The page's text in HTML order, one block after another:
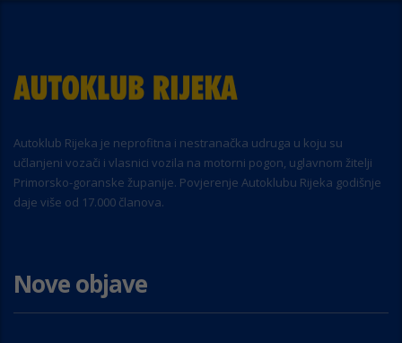
Autoklub Rijeka je neprofitna i nestranačka udruga u koju su
učlanjeni vozači i vlasnici vozila na motorni pogon, uglavnom žitelji
Primorsko-goranske županije. Povjerenje Autoklubu Rijeka godišnje
daje više od 17.000 članova.
Nove objave